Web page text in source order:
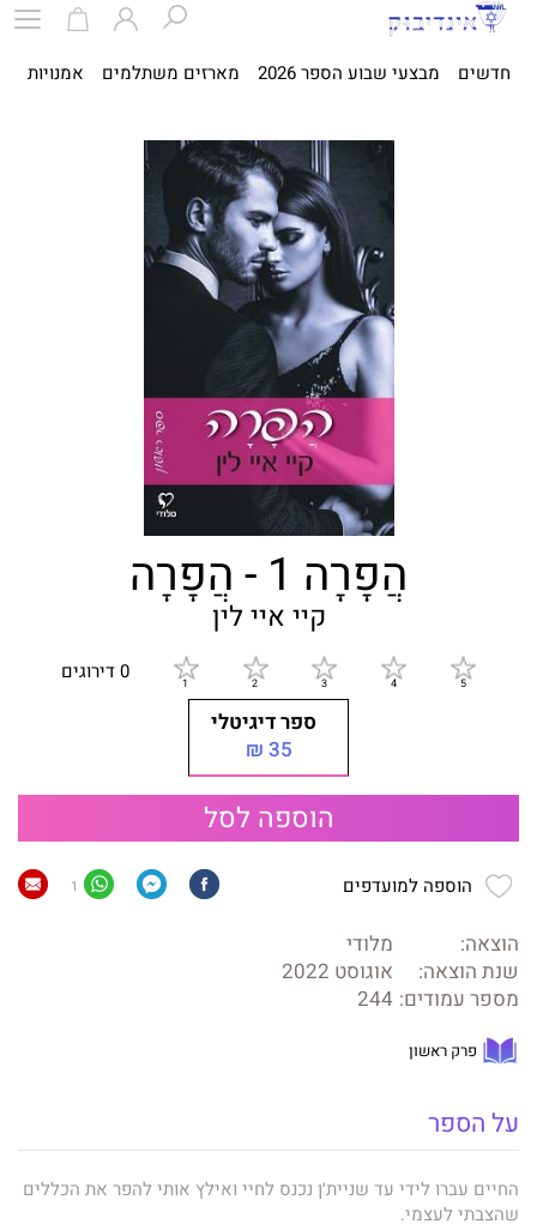
חדשים מבצעי שבוע הספר 2026 מארזים משתלמים אמנויות
הֲפָרָה 1 - הֲפָרָה
קיי איי לין
0 דירוגים
ספר דיגיטלי
35 ₪
הוספה לסל
הוספה למועדפים 1
הוצאה:
מלודי
שנת הוצאה:
אוגוסט 2022
מספר עמודים: 244
פרק ראשון
על הספר
החיים עברו לידי עד שניית׳ן נכנס לחיי ואילץ אותי להפר את הכללים
שהצבתי לעצמי.